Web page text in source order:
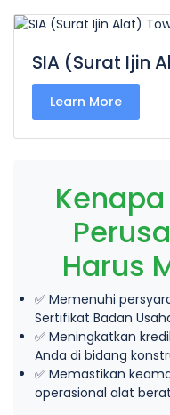
SIA (Surat Ijin
Learn More
Harus
✅ Memenuhi
Sertifikat Badan
✅ Meningkatkan
Anda di bidang
✅ Memastikan
operasional alat